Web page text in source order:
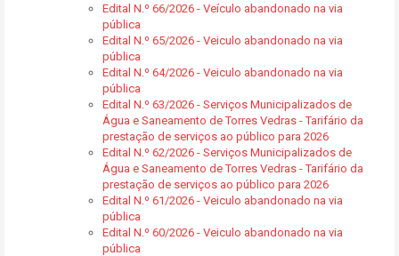
Edital N.º 66/2026 - Veículo abandonado na via
pública
Edital N.º 65/2026 - Veiculo abandonado na via
pública
Edital N.º 64/2026 - Veiculo abandonado na via
pública
Edital N.º 63/2026 - Serviços Municipalizados de
Água e Saneamento de Torres Vedras - Tarifário da
prestação de serviços ao público para 2026
Edital N.º 62/2026 - Serviços Municipalizados de
Água e Saneamento de Torres Vedras - Tarifário da
prestação de serviços ao público para 2026
Edital N.º 61/2026 - Veiculo abandonado na via
pública
Edital N.º 60/2026 - Veiculo abandonado na via
pública